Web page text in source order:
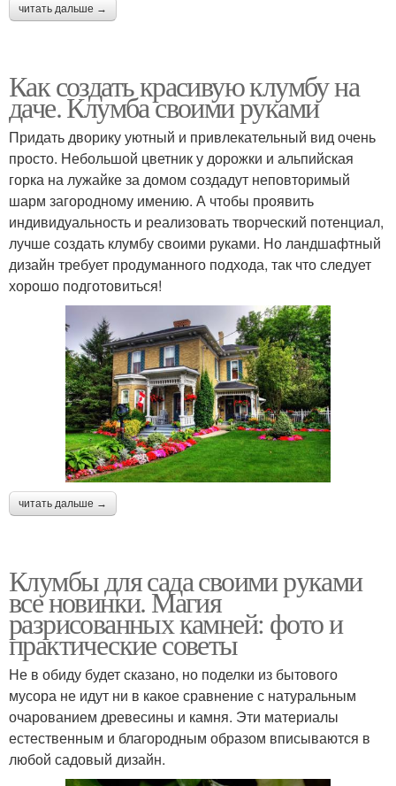
читать дальше →
Как создать красивую клумбу на
даче. Клумба своими руками
Придать дворику уютный и привлекательный вид очень
просто. Небольшой цветник у дорожки и альпийская
горка на лужайке за домом создадут неповторимый
шарм загородному имению. А чтобы проявить
индивидуальность и реализовать творческий потенциал,
лучше создать клумбу своими руками. Но ландшафтный
дизайн требует продуманного подхода, так что следует
хорошо подготовиться!
читать дальше →
Клумбы для сада своими руками
все новинки. Магия
разрисованных камней: фото и
практические советы
Не в обиду будет сказано, но поделки из бытового
мусора не идут ни в какое сравнение с натуральным
очарованием древесины и камня. Эти материалы
естественным и благородным образом вписываются в
любой садовый дизайн.